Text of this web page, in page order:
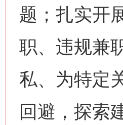
题；扎实开
职、违规兼
私、为特定
回避，探索